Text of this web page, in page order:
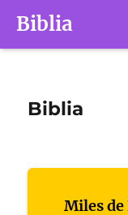
Biblia
Biblia
Miles